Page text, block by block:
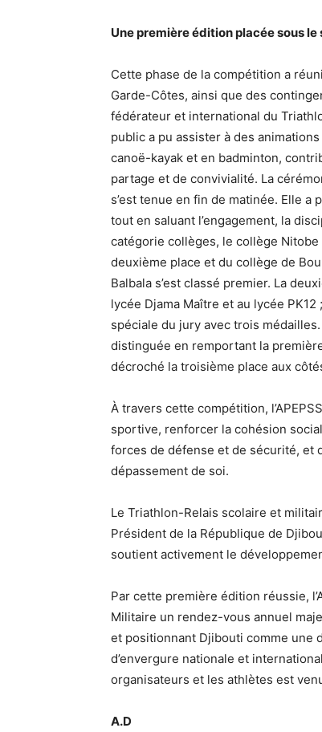
Une première édition placée sous
Cette phase de la compétition a
Garde-Côtes, ainsi que des
fédérateur et international du
public a pu assister à des
canoë-kayak et en badminton,
partage et de convivialité. La
s’est tenue en fin de matinée. Elle
tout en saluant l’engagement, la
catégorie collèges, le collège
deuxième place et du collège de
Balbala s’est classé premier. La
lycée Djama Maître et au lycée
spéciale du jury avec trois
distinguée en remportant la
décroché la troisième place aux
À travers cette compétition,
sportive, renforcer la cohésion
forces de défense et de sécurité, et
dépassement de soi.
Le Triathlon-Relais scolaire et
Président de la République de
soutient activement le
Par cette première édition réussie,
Militaire un rendez-vous annuel
et positionnant Djibouti comme une
d’envergure nationale et
organisateurs et les athlètes est
A.D